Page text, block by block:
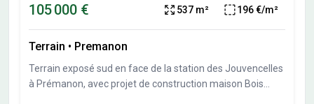
105 000 € 537 m² 196 €/m²
Terrain • Premanon
Terrain exposé sud en face de la station des Jouvencelles
à Prémanon, avec projet de construction maison Bois